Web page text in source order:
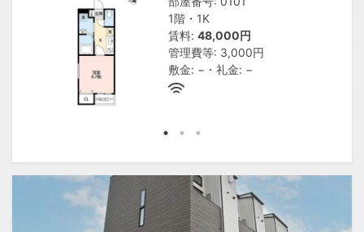
1階・1K
賃料: 48,000円
管理費等: 3,000円
敷金: −・礼金: −